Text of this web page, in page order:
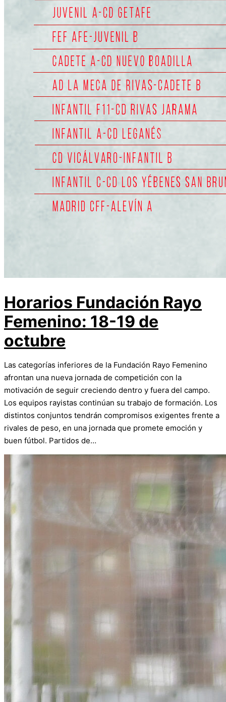
Horarios Fundación Rayo
Femenino: 18-19 de
octubre
Las categorías inferiores de la Fundación Rayo Femenino
afrontan una nueva jornada de competición con la
motivación de seguir creciendo dentro y fuera del campo.
Los equipos rayistas continúan su trabajo de formación. Los
distintos conjuntos tendrán compromisos exigentes frente a
rivales de peso, en una jornada que promete emoción y
buen fútbol. Partidos de…